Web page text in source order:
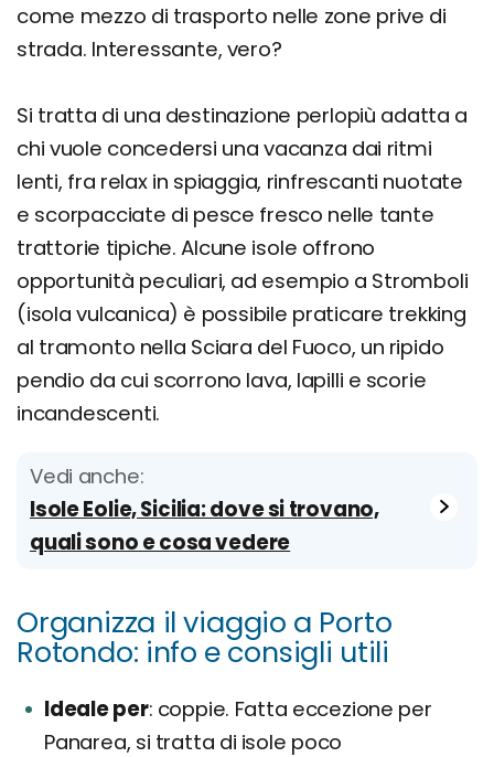
come mezzo di trasporto nelle zone prive di
strada. Interessante, vero?
Si tratta di una destinazione perlopiù adatta a
chi vuole concedersi una vacanza dai ritmi
lenti, fra relax in spiaggia, rinfrescanti nuotate
e scorpacciate di pesce fresco nelle tante
trattorie tipiche. Alcune isole offrono
opportunità peculiari, ad esempio a Stromboli
(isola vulcanica) è possibile praticare trekking
al tramonto nella Sciara del Fuoco, un ripido
pendio da cui scorrono lava, lapilli e scorie
incandescenti.
Vedi anche:
Isole Eolie, Sicilia: dove si trovano,
quali sono e cosa vedere
Organizza il viaggio a Porto
Rotondo: info e consigli utili
Ideale per coppie. Fatta eccezione per
Panarea, si tratta di isole poco